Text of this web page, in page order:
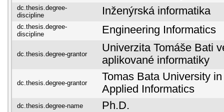
dc.thesis.degree-
discipline
Inženýrská informatika
dc.thesis.degree-
discipline
Engineering Informatics
dc.thesis.degree-grantor
Univerzita Tomáše Bati
aplikované informatiky
dc.thesis.degree-grantor
Tomas Bata University
Applied Informatics
dc.thesis.degree-name Ph.D.